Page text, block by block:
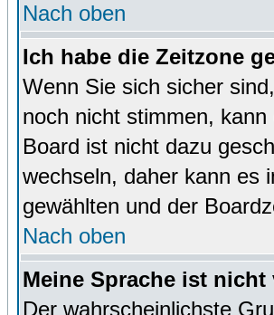
Nach oben
Ich habe die Zeitzone
Wenn Sie sich sicher
noch nicht stimmen,
Board ist nicht dazu
wechseln, daher kann es
gewählten und der
Nach oben
Meine Sprache ist nicht
Der wahrscheinlichste